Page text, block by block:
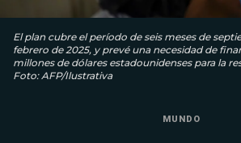
El plan cubre el período de seis meses de
febrero de 2025, y prevé una necesidad de
millones de dólares estadounidenses para la
Foto: AFP/Ilustrativa
MUNDO